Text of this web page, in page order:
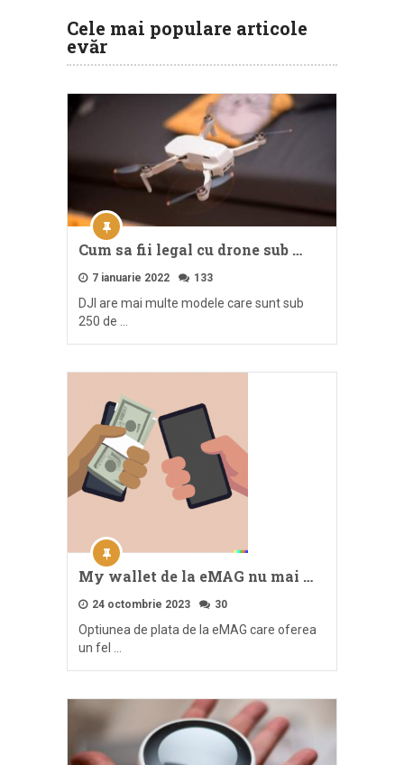
Cele mai populare articole
evăr
Cum sa fii legal cu drone sub …
7 ianuarie 2022 133
DJI are mai multe modele care sunt sub
250 de …
My wallet de la eMAG nu mai …
24 octombrie 2023 30
Optiunea de plata de la eMAG care oferea
un fel …